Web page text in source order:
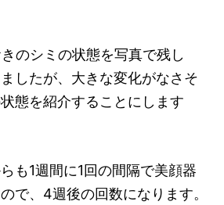
のシミの状態を写真で残し
したが、大きな変化がなさそ
態を紹介することにします
も1週間に1回の間隔で美顔器
で、4週後の回数になります。